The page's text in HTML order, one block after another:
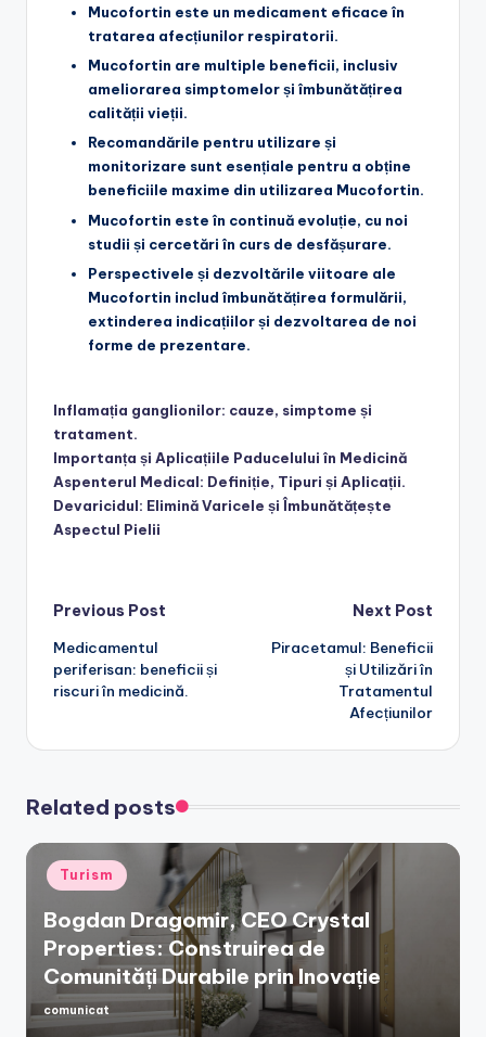
Mucofortin este un medicament eficace în
tratarea afecțiunilor respiratorii.
Mucofortin are multiple beneficii, inclusiv
ameliorarea simptomelor și îmbunătățirea
calității vieții.
Recomandările pentru utilizare și
monitorizare sunt esențiale pentru a obține
beneficiile maxime din utilizarea Mucofortin.
Mucofortin este în continuă evoluție, cu noi
studii și cercetări în curs de desfășurare.
Perspectivele și dezvoltările viitoare ale
Mucofortin includ îmbunătățirea formulării,
extinderea indicațiilor și dezvoltarea de noi
forme de prezentare.
Inflamația ganglionilor: cauze, simptome și
tratament.
Importanța și Aplicațiile Paducelului în Medicină
Aspenterul Medical: Definiție, Tipuri și Aplicații.
Devaricidul: Elimină Varicele și Îmbunătățește
Aspectul Pielii
Post
navigation
Previous Post
Medicamentul
periferisan: beneficii și
riscuri în medicină.
Next Post
Piracetamul: Beneficii
și Utilizări în
Tratamentul
Afecțiunilor
Related posts
Posted
in
Turism
Bogdan Dragomir, CEO Crystal
Properties: Construirea de
Comunități Durabile prin Inovație
Posted
by
comunicat